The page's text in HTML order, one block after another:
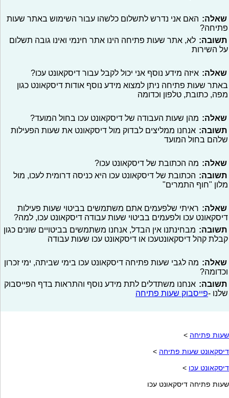
שאלה: האם אני נדרש לתשלום כלשהו עבור השימוש באתר שעות
פתיחה?
תשובה: לא, אתר שעות פתיחה הינו אתר חינמי ואינו גובה תשלום
על השירות
שאלה: איזה מידע נוסף אני יכול לקבל עבור דיסקאונט עכו?
באתר שעות פתיחה ניתן למצוא מידע נוסף אודות דיסקאונט כגון
מפה, כתובת, טלפון וכדומה
שאלה: מהן שעות העבודה של דיסקאונט עכו בחול המועד?
תשובה: אנחנו ממליצים לבדוק מול דיסקאונט את שעות הפעילות
שלהם בחול המועד
שאלה: מה הכתובת של דיסקאונט עכו?
תשובה: הכתובת של דיסקאונט עכו היא כניסה דרומית לעכו, מול
מלון "חוף התמרים"
שאלה: ראיתי שלפעמים אתם משתמשים בביטוי שעות פעילות
דיסקאונט עכו ולפעמים בביטוי שעות עבודה דיסקאונט עכו, למה?
תשובה: מבחינתנו אין הבדל, אנחנו משתמשים בביטויים שונים כגון
קבלת קהל דיסקאונטעכו או דיסקאונט עכו שעות עבודה
שאלה: מה לגבי שעות פתיחה דיסקאונט עכו בימי שביתה, ימי זכרון
וכדומה?
תשובה: אנחנו משתדלים לתת מידע נוסף והתראות בדף הפייסבוק
שלנו -פייסבוק שעות פתיחה
שעות פתיחה >
דיסקאונט שעות פתיחה >
דיסקאונט עכו >
שעות פתיחה דיסקאונט עכו